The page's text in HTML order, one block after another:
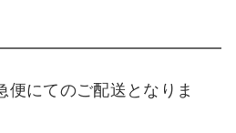
便にてのご配送となりま